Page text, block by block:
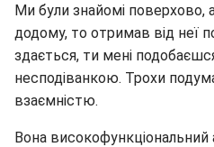
Ми були знайомі поверхово,
додому, то отримав від неї
здається, ти мені
несподіванкою. Трохи
взаємністю.
Вона високофункціональний